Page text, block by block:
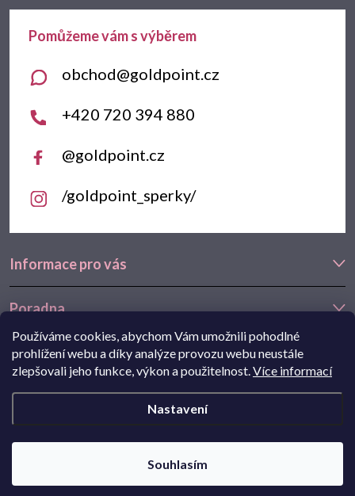
Používáme cookies, abychom Vám umožnili pohodlné
prohlížení webu a díky analýze provozu webu neustále
zlepšovali jeho funkce, výkon a použitelnost.Více informací
Nastavení
Souhlasím
a
Informace pro vás
Poradna
Často hledáte
obchod@goldpoint.cz
+420 720 394 880
@goldpoint.cz
/goldpoint_sperky/
Pohání Shoptet
Navštivte také náš e-shop Goldstore.cz:zlaté náušnice,dětské
náušnice z bílého zlata